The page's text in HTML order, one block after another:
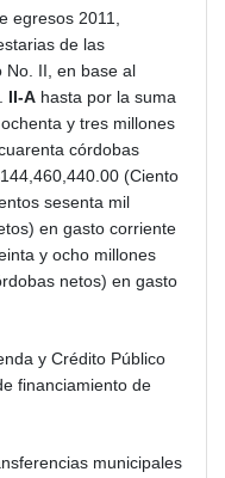
egresos 2011,
de las
No. II, en base al
II-A hasta por la suma
y tres millones
córdobas
(Ciento
sesenta mil
en gasto corriente
y ocho millones
netos) en gasto
y Crédito Público
financiamiento de
municipales